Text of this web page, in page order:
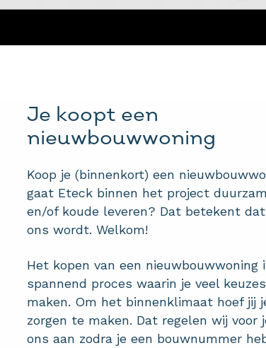
Je koopt een
nieuwbouwwoning
Koop je (binnenkort) een
gaat Eteck binnen het project
en/of koude leveren? Dat betekent
ons wordt. Welkom!
Het kopen van een nieuwbouwwoning
spannend proces waarin je veel
maken. Om het binnenklimaat hoef jij
zorgen te maken. Dat regelen wij voor
ons aan zodra je een bouwnummer